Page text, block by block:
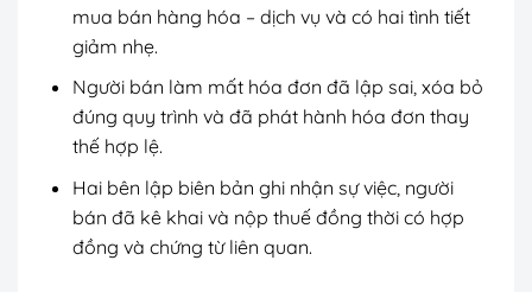
mua bán hàng hóa – dịch vụ và có hai tình tiết
giảm nhẹ.
Người bán làm mất hóa đơn đã lập sai, xóa bỏ
đúng quy trình và đã phát hành hóa đơn thay
thế hợp lệ.
Hai bên lập biên bản ghi nhận sự việc, người
bán đã kê khai và nộp thuế đồng thời có hợp
đồng và chứng từ liên quan.